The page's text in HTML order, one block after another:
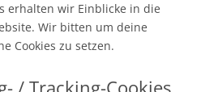
erhalten wir Einblicke in die
Wir bitten um deine
Cookies zu setzen.
/ Tracking-Cookies